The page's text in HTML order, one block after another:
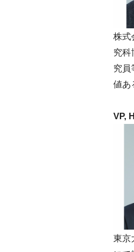
株式
究科
究員
値あ
VP,
東京